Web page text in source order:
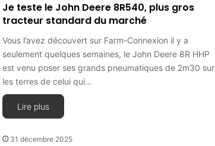
Je teste le John Deere 8R540, plus gros
tracteur standard du marché
Vous l’avez découvert sur Farm-Connexion il y a
seulement quelques semaines, le John Deere 8R HHP
est venu poser ses grands pneumatiques de 2m30 sur
les terres de celui qui…
Lire plus
31 décembre 2025